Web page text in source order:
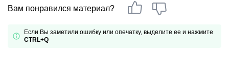
Вам понравился материал?
Если Вы заметили ошибку или опечатку, выделите ее и нажмите
CTRL+Q